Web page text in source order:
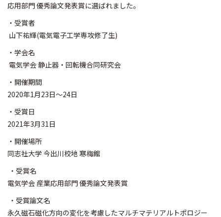
応用部門 優秀論文発表賞に選ばれました。
・受賞者
山下祐輝(電気電子工学専攻修了生)
・学会名
電気学会 静止器・回転機合同研究会
・開催期間
2020年1月23日～24日
・受賞日
2021年3月31日
・開催場所
同志社大学 今出川校地 寒梅館
・受賞名
電気学会 産業応用部門 優秀論文発表賞
・受賞論文名
永久磁石磁化方向の変化を考慮したマルチマテリアルトポロジー